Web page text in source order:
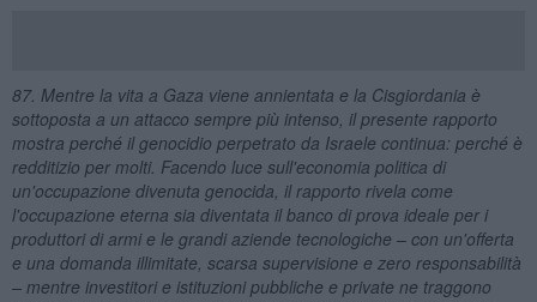
87. Mentre la vita a Gaza viene annientata e la Cisgiordania è
sottoposta a un attacco sempre più intenso, il presente rapporto
mostra perché il genocidio perpetrato da Israele continua: perché è
redditizio per molti. Facendo luce sull'economia politica di
un'occupazione divenuta genocida, il rapporto rivela come
l'occupazione eterna sia diventata il banco di prova ideale per i
produttori di armi e le grandi aziende tecnologiche – con un'offerta
e una domanda illimitate, scarsa supervisione e zero responsabilità
– mentre investitori e istituzioni pubbliche e private ne traggono